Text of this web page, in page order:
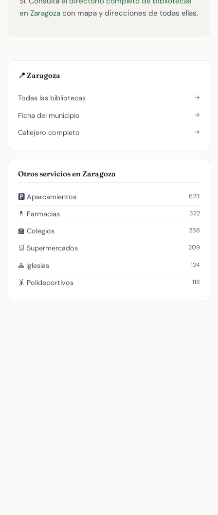
en Zaragoza con mapa y direcciones de todas ellas.
📍 Zaragoza
Todas las bibliotecas →
Ficha del municipio →
Callejero completo →
Otros servicios en Zaragoza
🅿️ Aparcamientos 623
💊 Farmacias 322
🏫 Colegios 258
🛒 Supermercados 209
⛪ Iglesias 124
🤸 Polideportivos 118